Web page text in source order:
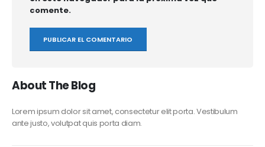
comente.
About The Blog
Lorem ipsum dolor sit amet, consectetur elit porta. Vestibulum
ante justo, volutpat quis porta diam.